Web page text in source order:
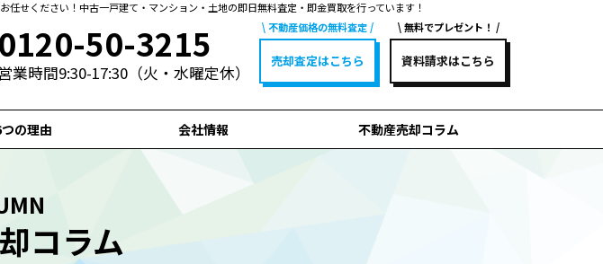
せください！中古一戸建て・マンション・土地の即日無料査定・即金買取を行っています！
0120-50-3215
業時間9:30-17:30（火・水曜定休）
不動産価格の無料査定
売却査定はこちら
無料でプレゼント！
資料請求はこちら
の理由 会社情報 不動産売却コラム
コラム